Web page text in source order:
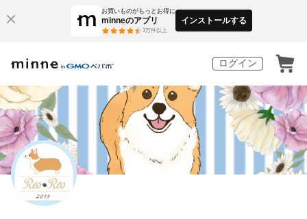
お買いものがもっとお得に
minneのアプリ
3万件以上
インストールする
ログイン